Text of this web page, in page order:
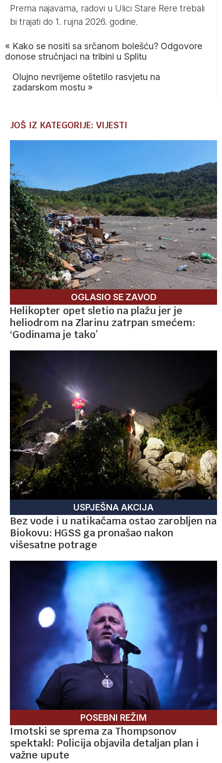
Prema najavama, radovi u Ulici Stare Rere trebali
bi trajati do 1. rujna 2026. godine.
« Kako se nositi sa srčanom bolešću? Odgovore
donose stručnjaci na tribini u Splitu
Olujno nevrijeme oštetilo rasvjetu na
zadarskom mostu »
JOŠ IZ KATEGORIJE: VIJESTI
OGLASIO SE ZAVOD
Helikopter opet sletio na plažu jer je
heliodrom na Zlarinu zatrpan smećem:
‘Godinama je tako’
USPJEŠNA AKCIJA
Bez vode i u natikačama ostao zarobljen na
Biokovu: HGSS ga pronašao nakon
višesatne potrage
POSEBNI REŽIM
Imotski se sprema za Thompsonov
spektakl: Policija objavila detaljan plan i
važne upute